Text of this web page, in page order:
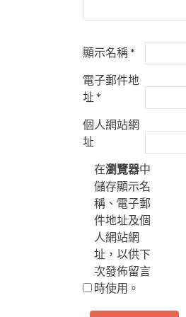
顯示名稱*
電子郵件地
址*
個人網站網
址
在瀏覽器中
儲存顯示名
稱、電子郵
件地址及個
人網站網
址，以供下
次發佈留言
時使用。